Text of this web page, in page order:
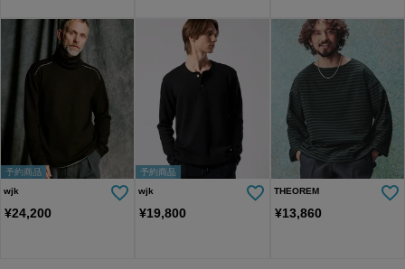
予約商品
wjk
¥24,200
予約商品
wjk
¥19,800
THEOREM
¥13,860